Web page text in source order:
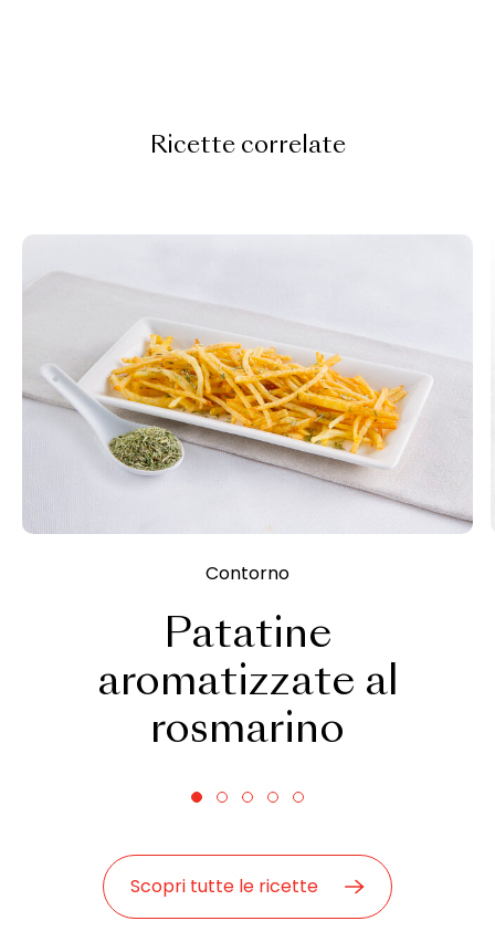
Ricette correlate
Contorno
Patatine
aromatizzate al
rosmarino
Scopri tutte le ricette